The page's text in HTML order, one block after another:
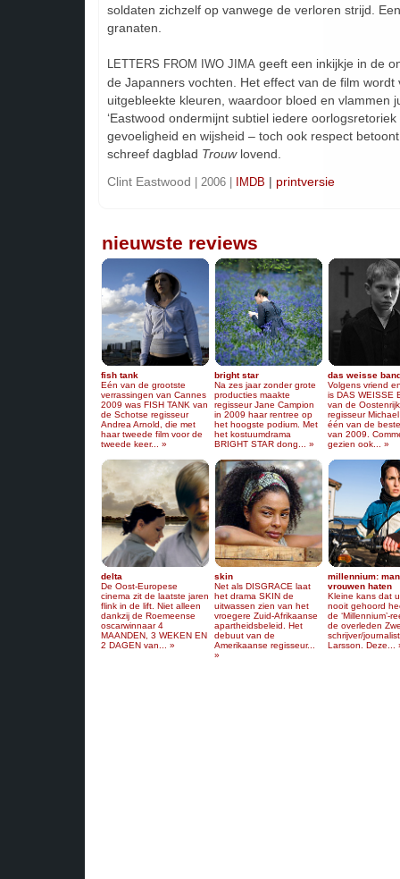
soldaten zichzelf op vanwege de verloren strijd.
granaten.
LETTERS FROM IWO JIMA geeft een inkijkje in de
de Japanners vochten. Het effect van de film wordt
uitgebleekte kleuren, waardoor bloed en vlammen
‘Eastwood ondermijnt subtiel iedere
gevoeligheid en wijsheid – toch ook respect
schreef dagblad Trouwlovend.
Clint Eastwood | 2006 | IMDB | printversie
nieuwste reviews
fish tank
Eén van de grootste
verrassingen van Cannes
2009 was FISH TANK van
de Schotse regisseur
Andrea Arnold, die met
haar tweede film voor de
tweede keer... »
bright star
Na zes jaar zonder grote
producties maakte
regisseur Jane Campion
in 2009 haar rentree op
het hoogste podium. Met
het kostuumdrama
BRIGHT STAR dong... »
das weisse
Volgens vriend
is DAS WEISSE
van de
regisseur
één van de
van 2009.
gezien ook... »
delta
De Oost-Europese
cinema zit de laatste jaren
flink in de lift. Niet alleen
dankzij de Roemeense
oscarwinnaar 4
MAANDEN, 3 WEKEN EN
2 DAGEN van... »
skin
Net als DISGRACE laat
het drama SKIN de
uitwassen zien van het
vroegere Zuid-Afrikaanse
apartheidsbeleid. Het
debuut van de
Amerikaanse regisseur...
»
millennium:
vrouwen haten
Kleine kans dat
nooit gehoord
de ‘Millennium’-
de overleden
schrijver/
Larsson. Deze...